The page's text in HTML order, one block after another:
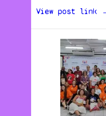
View post link